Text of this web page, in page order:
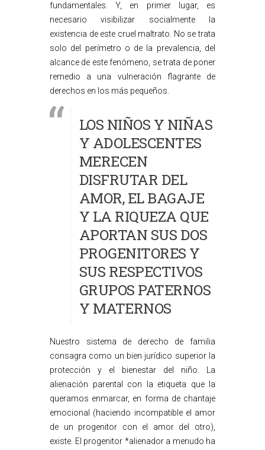
fundamentales. Y, en primer lugar, es
necesario visibilizar socialmente la
existencia de este cruel maltrato. No se trata
solo del perímetro o de la prevalencia, del
alcance de este fenómeno, se trata de poner
remedio a una vulneración flagrante de
derechos en los más pequeños.
LOS NIÑOS Y NIÑAS
Y ADOLESCENTES
MERECEN
DISFRUTAR DEL
AMOR, EL BAGAJE
Y LA RIQUEZA QUE
APORTAN SUS DOS
PROGENITORES Y
SUS RESPECTIVOS
GRUPOS PATERNOS
Y MATERNOS
Nuestro sistema de derecho de familia
consagra como un bien jurídico superior la
protección y el bienestar del niño. La
alienación parental con la etiqueta que la
queramos enmarcar, en forma de chantaje
emocional (haciendo incompatible el amor
de un progenitor con el amor del otro),
existe. El progenitor *alienador a menudo ha